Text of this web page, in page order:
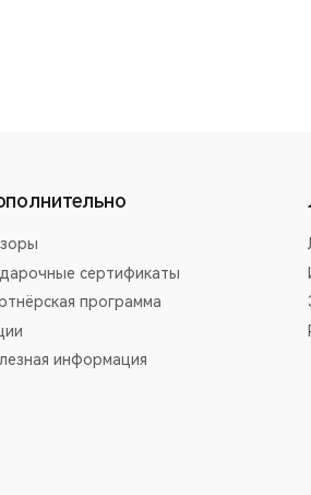
сертификаты
программа
информация